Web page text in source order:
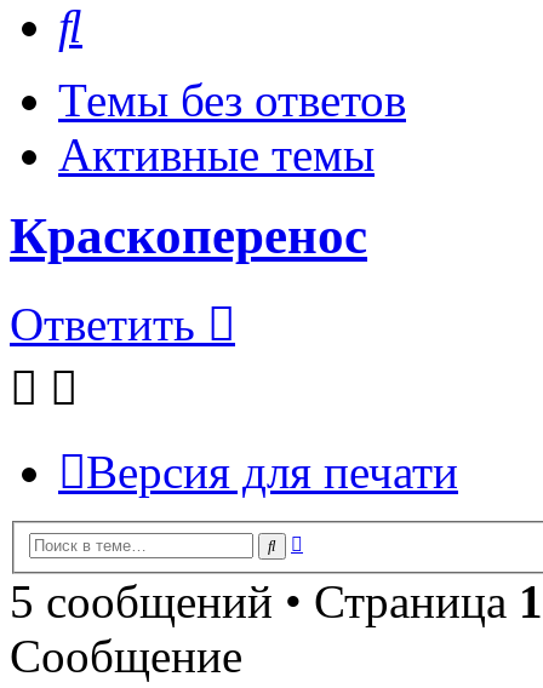
Темы без ответов
Активные темы
Краскоперенос
Ответить
Версия для печати
Поиск
5 сообщений • Страница 1
Сообщение